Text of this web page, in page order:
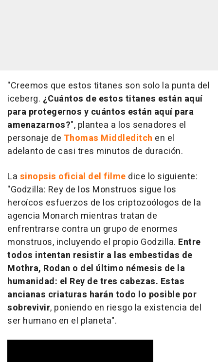
"Creemos que estos titanes son solo la punta del
iceberg. ¿Cuántos de estos titanes están aquí
para protegernos y cuántos están aquí para
amenazarnos?", plantea a los senadores el
personaje de Thomas Middleditch en el
adelanto de casi tres minutos de duración.
La sinopsis oficial del filme dice lo siguiente:
"Godzilla: Rey de los Monstruos sigue los
heroícos esfuerzos de los criptozoólogos de la
agencia Monarch mientras tratan de
enfrentrarse contra un grupo de enormes
monstruos, incluyendo el propio Godzilla. Entre
todos intentan resistir a las embestidas de
Mothra, Rodan o del último némesis de la
humanidad: el Rey de tres cabezas. Estas
ancianas criaturas harán todo lo posible por
sobrevivir, poniendo en riesgo la existencia del
ser humano en el planeta".